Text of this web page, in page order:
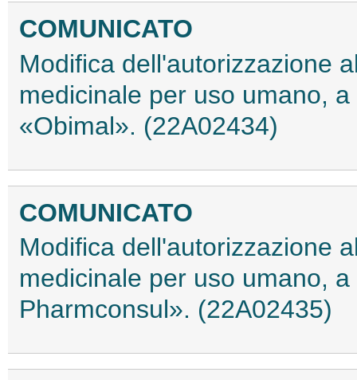
COMUNICATO
Modifica dell'autorizzazione
medicinale per uso umano,
«Obimal». (22A02434)
COMUNICATO
Modifica dell'autorizzazione
medicinale per uso umano,
Pharmconsul». (22A02435)